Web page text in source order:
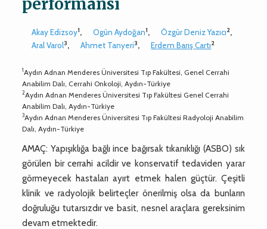
Akay Edizsoy1, Ogün Aydoğan1, Özgür Deniz Yazıcı2,
Aral Varol3, Ahmet Tanyeri3, Erdem Barış Cartı2
1Aydın Adnan Menderes Üniversitesi Tıp Fakültesi, Genel Cerrahi
Anabilim Dalı, Cerrahi Onkoloji, Aydın-Türkiye
2Aydın Adnan Menderes Üniversitesi Tıp Fakültesi Genel Cerrahi
Anabilim Dalı, Aydın-Türkiye
3Aydın Adnan Menderes Üniversitesi Tıp Fakültesi Radyoloji Anabilim
Dalı, Aydın-Türkiye
AMAÇ: Yapışıklığa bağlı ince bağırsak tıkanıklığı (ASBO) sık
görülen bir cerrahi acildir ve konservatif tedaviden yarar
görmeyecek hastaları ayırt etmek halen güçtür. Çeşitli
klinik ve radyolojik belirteçler önerilmiş olsa da bunların
doğruluğu tutarsızdır ve basit, nesnel araçlara gereksinim
devam etmektedir.